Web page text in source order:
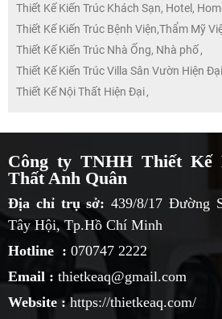
Thiết Kế Kiến Trúc Khách Sạn, Hotel,
Thiết Kế Kiến Trúc Bệnh Viện,Thẩm Mỹ
Thiết Kế Kiến Trúc Nhà Ống, Nhà phố,
Thiết Kế Kiến Trúc Villa Sân Vườn Hiện
Thiết Kế Nội Thất Hiện Đại,
Công ty TNHH Thiết Kế
Thất Anh Quân
Địa chỉ trụ sở: 439/8/17 Đường
Tây Hội, Tp.Hồ Chí Minh
Hotline : 070747 2222
Email : thietkeaq@gmail.com
Website : https://thietkeaq.com/